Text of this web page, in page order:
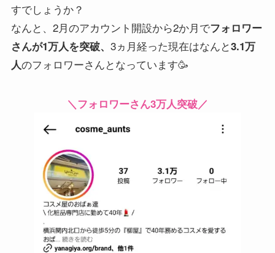
すでしょうか？
なんと、2月のアカウント開設から2か月でフォロワー
さんが1万人を突破、 3ヵ月経った現在はなんと3.1万
人のフォロワーさんとなっています🥳
＼フォロワーさん3万人突破／